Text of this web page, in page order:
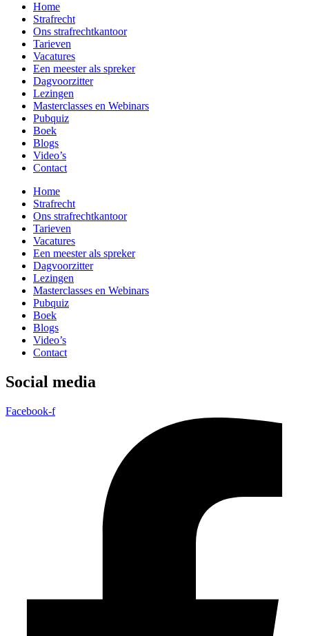
Home
Strafrecht
Ons strafrecht­kantoor
Tarieven
Vacatures
Een meester als spreker
Dagvoorzitter
Lezingen
Masterclasses en Webinars
Pubquiz
Boek
Blogs
Video’s
Contact
Home
Strafrecht
Ons strafrecht­kantoor
Tarieven
Vacatures
Een meester als spreker
Dagvoorzitter
Lezingen
Masterclasses en Webinars
Pubquiz
Boek
Blogs
Video’s
Contact
Social media
Facebook-f